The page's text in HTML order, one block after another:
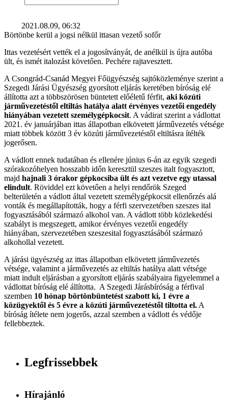
2021.08.09, 06:32
Börtönbe kerül a jogsi nélkül ittasan vezető sofőr
Ittas vezetésért vették el a jogosítványát, de anélkül is újra autóba
ült, és ismét italozást követően. Pechére rajtavesztett.
A Csongrád-Csanád Megyei Főügyészség sajtóközleménye szerint a
Szegedi Járási Ügyészség gyorsított eljárás keretében bíróság elé
állította azt a többszörösen büntetett előéletű férfit, aki közúti
járművezetéstől eltiltás hatálya alatt érvényes vezetői engedély
hiányában vezetett személygépkocsit. A vádirat szerint a vádlottat
2021. év januárjában ittas állapotban elkövetett járművezetés vétsége
miatt többek között 3 év közúti járművezetéstől eltiltásra ítélték
jogerősen.
A vádlott ennek tudatában és ellenére június 6-án az egyik szegedi
szórakozóhelyen hosszabb időn keresztül szeszes italt fogyasztott,
majd hajnali 3 órakor gépkocsiba ült és azt vezetve egy utassal
elindult. Röviddel ezt követően a helyi rendőrök Szeged
belterületén a vádlott által vezetett személygépkocsit ellenőrzés alá
vonták és megállapították, hogy a férfi szervezetében szeszes ital
fogyasztásából származó alkohol van. A vádlott több közlekedési
szabályt is megszegett, amikor érvényes vezetői engedély
hiányában, szervezetében szeszesital fogyasztásából származó
alkohollal vezetett.
A járási ügyészség az ittas állapotban elkövetett járművezetés
vétsége, valamint a járművezetés az eltiltás hatálya alatt vétsége
miatt indult eljárásban a gyorsított eljárás szabályaira figyelemmel a
vádlottat bíróság elé állította. A Szegedi Járásbíróság a férfival
szemben 10 hónap börtönbüntetést szabott ki, 1 évre a
közügyektől és 5 évre a közúti járművezetéstől tiltotta el. A
bíróság ítélete nem jogerős, azzal szemben a vádlott és védője
fellebbeztek.
Legfrissebbek
Hírajánló